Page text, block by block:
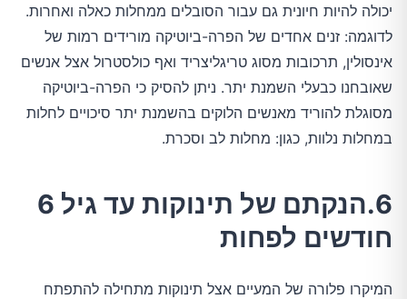
יכולה להיות חיונית גם עבור הסובלים ממחלות כאלה ואחרות.
לדוגמה: זנים אחדים של הפרה-ביוטיקה מורידים רמות של
אינסולין, תרכובות מסוג טריגליצריד ואף כולסטרול אצל אנשים
שאובחנו כבעלי השמנת יתר. ניתן להסיק כי הפרה-ביוטיקה
מסוגלת להוריד מאנשים הלוקים בהשמנת יתר סיכויים לחלות
במחלות נלוות, כגון: מחלות לב וסכרת.
6.הנקתם של תינוקות עד גיל 6
חודשים לפחות
המיקרו פלורה של המעיים אצל תינוקות מתחילה להתפתח